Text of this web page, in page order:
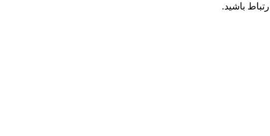
باشید.